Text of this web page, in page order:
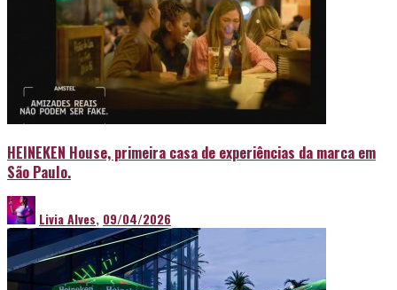
HEINEKEN House, primeira casa de experiências da marca em
São Paulo.
Livia Alves, 09/04/2026